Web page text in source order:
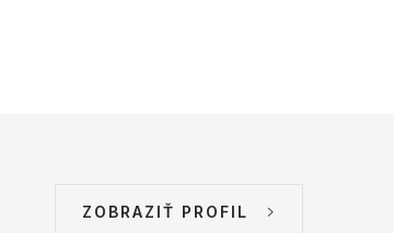
ZOBRAZIŤ PROFIL